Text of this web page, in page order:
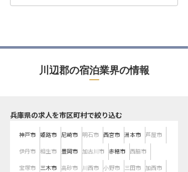
川辺郡の宿泊業界の情報
兵庫県の求人を市区町村で絞り込む
神戸市 姫路市 尼崎市 明石市 西宮市 洲本市 芦屋市
伊丹市 相生市 豊岡市 加古川市 赤穂市 西脇市
宝塚市 三木市 高砂市 川西市 小野市 三田市 加西市